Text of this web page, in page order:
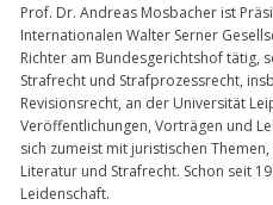
Prof. Dr. Andreas Mosbacher ist
Internationalen Walter Serner
Richter am Bundesgerichtshof tätig,
Strafrecht und Strafprozessrecht,
Revisionsrecht, an der Universität
Veröffentlichungen, Vorträgen und
sich zumeist mit juristischen
Literatur und Strafrecht. Schon seit
Leidenschaft.